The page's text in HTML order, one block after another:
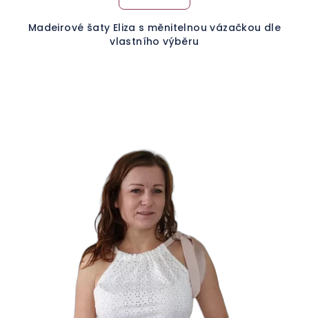
Madeirové šaty Eliza s měnitelnou vázačkou dle
vlastního výběru